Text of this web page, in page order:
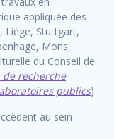
appliquée des
Liège, Stuttgart,
Mons,
du Conseil de
recherche
publics)
au sein